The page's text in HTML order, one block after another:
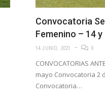
Convocatoria
Femenino – 14 y
14 JUNIO, 2021 0
CONVOCATORIAS
mayo Convocatoria 2
Convocatoria…